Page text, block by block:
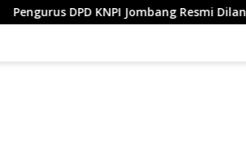
Jombang Resmi Dilantik, Bupati